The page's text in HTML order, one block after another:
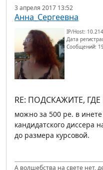
3 апреля 2017 13:52
Анна_Сергеевна
IP/Host:
Дата
Сообщений:
RE: ПОДСКАЖИТЕ,
можно за 500 ре. в
кандидатского диссера
до размера курсовой.
А волшебства на свете нет,